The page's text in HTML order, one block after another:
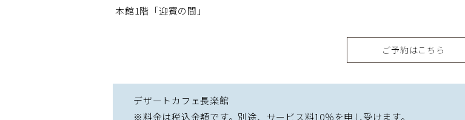
本館1階「迎賓の間」
ご予約はこちら
デザートカフェ長楽館
※料金は税込金額です。別途、サービス料10％を申し受けます。